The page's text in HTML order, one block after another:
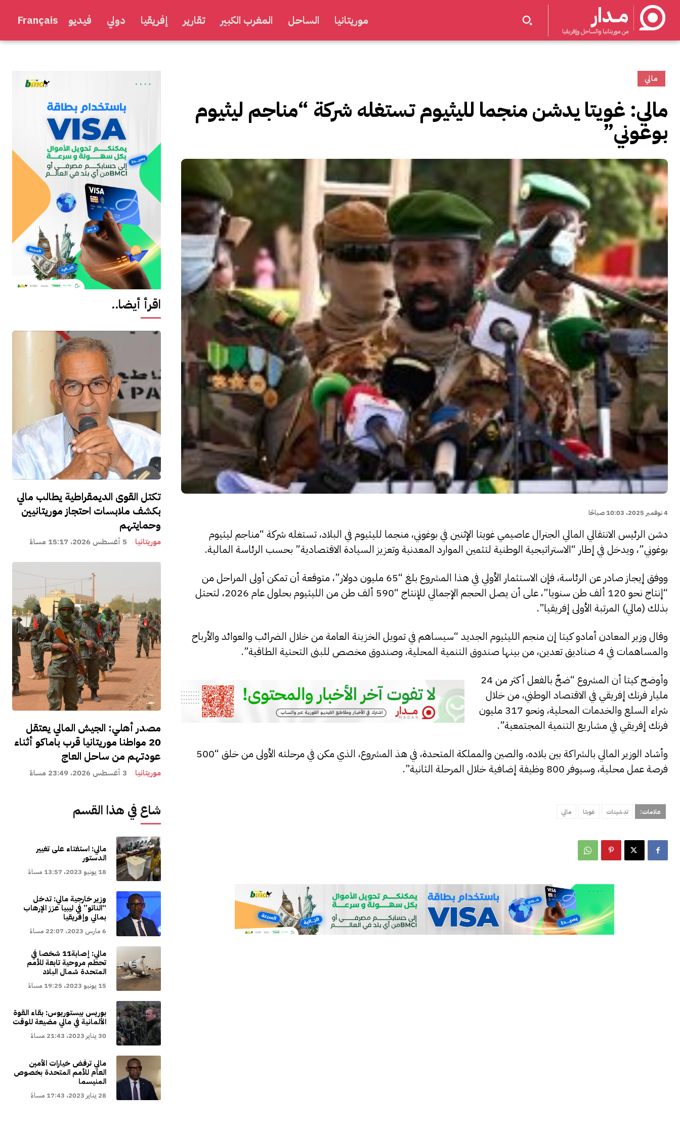
مــدار
من موريتانيا والساحل وإفريقيا
موريتانيا الساحل المغرب الكبير تقارير إفريقيا دولي فيديو Français
اقرأ أيضا..
تكتل القوى الديمقراطية يطالب مالي
بكشف ملابسات احتجاز موريتانيين
وحمايتهم
موريتانيا 5 أغسطس 2026، 15:17 مساءً
مصدر أهلي: الجيش المالي يعتقل
20 مواطنا موريتانيا قرب باماكو أثناء
عودتهم من ساحل العاج
موريتانيا 3 أغسطس 2026، 23:49 مساءً
شاع في هذا القسم
مالي: استفتاء على تغيير
الدستور
18 يونيو 2023، 13:57 مساءً
وزير خارجية مالي: تدخل
“الناتو” في ليبيا عزز الإرهاب
بمالي وإفريقيا
6 مارس 2023، 22:07 مساءً
مالي: إصابة11 شخصا في
تحطم مروحية تابعة للأمم
المتحدة شمال البلاد
15 يونيو 2023، 19:25 مساءً
بوريس بيستوريوس: بقاء القوة
الألمانية في مالي مضيعة للوقت
30 يناير 2023، 21:43 مساءً
مالي ترفض خيارات الأمين
العام للأمم المتحدة بخصوص
المنيسما
28 يناير 2023، 17:43 مساءً
مالي
مالي: غويتا يدشن منجما لليثيوم تستغله شركة “مناجم ليثيوم
بوغوني”
4 نوفمبر 2025، 10:03 صباحًا
دشن الرئيس الانتقالي المالي الجنرال عاصيمي غويتا الإثنين في بوغوني، منجما لليثيوم في البلاد، تستغله شركة “مناجم ليثيوم
بوغوني”، ويدخل في إطار “الاستراتيجية الوطنية لتثمين الموارد المعدنية وتعزيز السيادة الاقتصادية” بحسب الرئاسة المالية.
ووفق إيجاز صادر عن الرئاسة، فإن الاستثمار الأولي في هذا المشروع بلغ “65 مليون دولار”، متوقعة أن تمكن أولى المراحل من
“إنتاج نحو 120 ألف طن سنويا”، على أن يصل الحجم الإجمالي للإنتاج “590 ألف طن من الليثيوم بحلول عام 2026، لتحتل
بذلك (مالي) المرتبة الأولى إفريقيا”.
وقال وزير المعادن أمادو كيتا إن منجم الليثيوم الجديد “سيساهم في تمويل الخزينة العامة من خلال الضرائب والعوائد والأرباح
والمساهمات في 4 صناديق تعدين، من بينها صندوق التنمية المحلية، وصندوق مخصص للبنى التحتية الطاقية”.
وأوضح كيتا أن المشروع “ضخّ بالفعل أكثر من 24
مليار فرنك إفريقي في الاقتصاد الوطني، من خلال
شراء السلع والخدمات المحلية، ونحو 317 مليون
فرنك إفريقي في مشاريع التنمية المجتمعية”.
وأشاد الوزير المالي بالشراكة بين بلاده، والصين والمملكة المتحدة، في هذ المشروع، الذي مكن في مرحلته الأولى من خلق “500
فرصة عمل محلية، وسيوفر 800 وظيفة إضافية خلال المرحلة الثانية”.
علامات: تدشينات غوبتا مالي